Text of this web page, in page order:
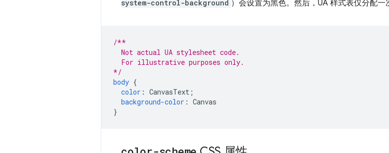
system-control-background ）会设置为黑色。然后，UA 样式表仅分配一
/**
  Not actual UA stylesheet code.
  For illustrative purposes only.
*/
body {
color : CanvasText ;
background-color : Canvas
}